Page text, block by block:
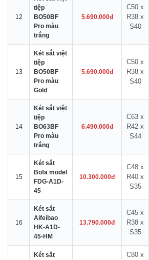
12
tiệp
BO50BF
Pro màu
trắng
5.690.000đ
C50 x
R38 x
S40
13
Két sắt việt
tiệp
BO50BF
Pro màu
Gold
5.690.000đ
C50 x
R38 x
S40
14
Két sắt việt
tiệp
BO63BF
Pro màu
trắng
6.490.000đ
C63 x
R42 x
S44
15
Két sắt
Bofa model
FDG-A1D-
45
10.300.000đ
C48 x
R40 x
S35
16
Két sắt
Aifeibao
HK-A1D-
45-HM
13.790.000đ
C45 x
R38 x
S35
Két sắt
C80 x